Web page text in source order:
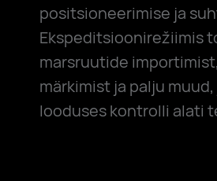
positsioneerimise ja
Ekspeditsioonirežiimis
marsruutide
märkimist ja palju
looduses kontrolli alati